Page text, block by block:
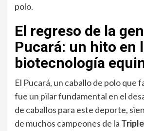
polo.
El regreso de la
Pucará: un hito en
biotecnología
El Pucará, un caballo de polo que
fue un pilar fundamental en el
de caballos para este deporte,
de muchos campeones de la